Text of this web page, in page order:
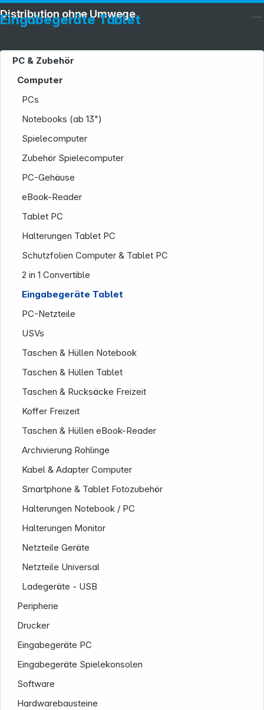
Eingabegeräte Tablet
PC & Zubehör
Computer
PCs
Notebooks (ab 13")
Spielecomputer
Zubehör Spielecomputer
PC-Gehäuse
eBook-Reader
Tablet PC
Halterungen Tablet PC
Schutzfolien Computer & Tablet PC
2 in 1 Convertible
Eingabegeräte Tablet
PC-Netzteile
USVs
Taschen & Hüllen Notebook
Taschen & Hüllen Tablet
Taschen & Rucksäcke Freizeit
Koffer Freizeit
Taschen & Hüllen eBook-Reader
Archivierung Rohlinge
Kabel & Adapter Computer
Smartphone & Tablet Fotozubehör
Halterungen Notebook / PC
Halterungen Monitor
Netzteile Geräte
Netzteile Universal
Ladegeräte - USB
Peripherie
Drucker
Eingabegeräte PC
Eingabegeräte Spielekonsolen
Software
Hardwarebausteine
Distribution ohne Umwege